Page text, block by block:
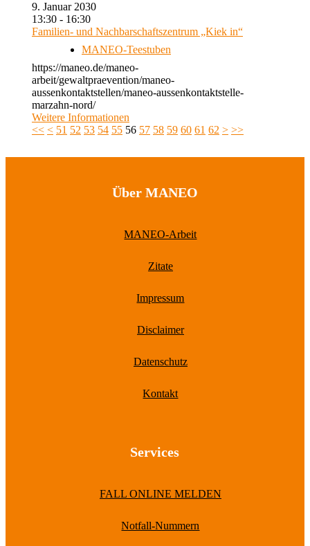
9. Januar 2030
13:30 - 16:30
Familien- und Nachbarschaftszentrum „Kiek in“
MANEO-Teestuben
https://maneo.de/maneo-
arbeit/gewaltpraevention/maneo-
aussenkontaktstellen/maneo-aussenkontaktstelle-
marzahn-nord/
Weitere Informationen
<< < 51 52 53 54 55 56 57 58 59 60 61 62 > >>
Über MANEO
MANEO-Arbeit
Zitate
Impressum
Disclaimer
Datenschutz
Kontakt
Services
FALL ONLINE MELDEN
Notfall-Nummern